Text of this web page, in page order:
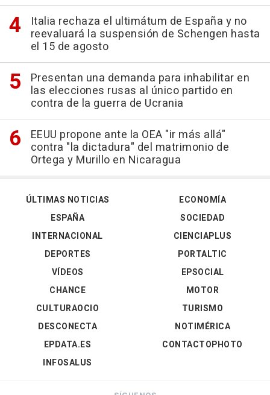
Italia rechaza el ultimátum de España y no
reevaluará la suspensión de Schengen hasta
el 15 de agosto
Presentan una demanda para inhabilitar en
las elecciones rusas al único partido en
contra de la guerra de Ucrania
EEUU propone ante la OEA "ir más allá"
contra "la dictadura" del matrimonio de
Ortega y Murillo en Nicaragua
ÚLTIMAS NOTICIAS
ESPAÑA
INTERNACIONAL
DEPORTES
VÍDEOS
ECONOMÍA
SOCIEDAD
CIENCIAPLUS
PORTALTIC
EPSOCIAL
CHANCE
CULTURAOCIO
DESCONECTA
EPDATA.ES
INFOSALUS
MOTOR
TURISMO
NOTIMÉRICA
CONTACTOPHOTO